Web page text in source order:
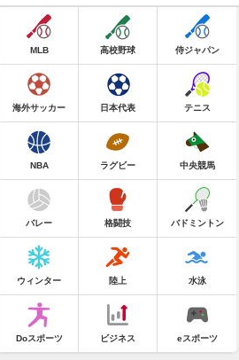
MLB 高校野球 侍ジャパン
海外サッカー 日本代表 テニス
NBA ラグビー 中央競馬
バレー 格闘技 バドミントン
ウィンター 陸上 水泳
Doスポーツ ビジネス eスポーツ